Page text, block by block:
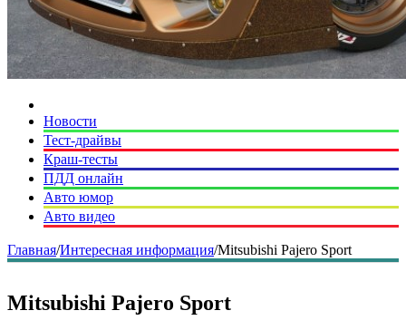
Новости
Тест-драйвы
Краш-тесты
ПДД онлайн
Авто юмор
Авто видео
Главная/Интересная информация/Mitsubishi Pajero Sport
Mitsubishi Pajero Sport